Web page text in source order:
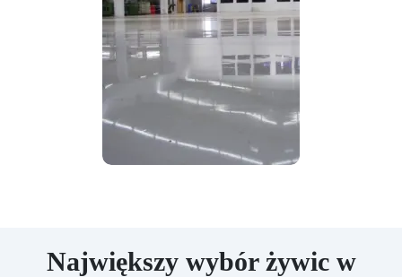
Największy wybór żywic w